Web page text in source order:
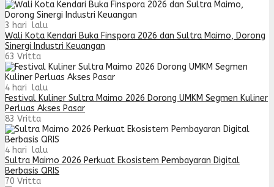
3 hari lalu
Wali Kota Kendari Buka Finspora 2026 dan Sultra Maimo, Dorong
Sinergi Industri Keuangan
63 Vritta
4 hari lalu
Festival Kuliner Sultra Maimo 2026 Dorong UMKM Segmen Kuliner
Perluas Akses Pasar
83 Vritta
4 hari lalu
Sultra Maimo 2026 Perkuat Ekosistem Pembayaran Digital
Berbasis QRIS
70 Vritta